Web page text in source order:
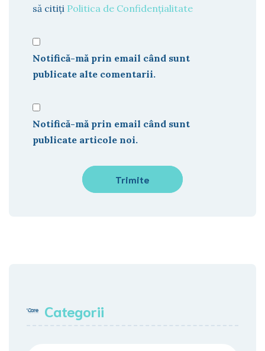
să citiți Politica de Confidențialitate
Notifică-mă prin email când sunt
publicate alte comentarii.
Notifică-mă prin email când sunt
publicate articole noi.
Categorii